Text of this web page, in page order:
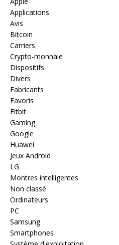
Applications
Avis
Bitcoin
Carriers
Crypto-monnaie
Dispositifs
Divers
Fabricants
Favoris
Fitbit
Gaming
Google
Huawei
Jeux Android
LG
Montres intelligentes
Non classé
Ordinateurs
PC
Samsung
Smartphones